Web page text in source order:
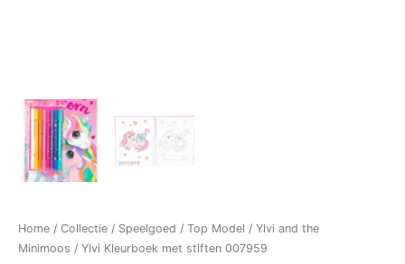
Home / Collectie / Speelgoed / Top Model / Ylvi and the
Minimoos / Ylvi Kleurboek met stiften 007959